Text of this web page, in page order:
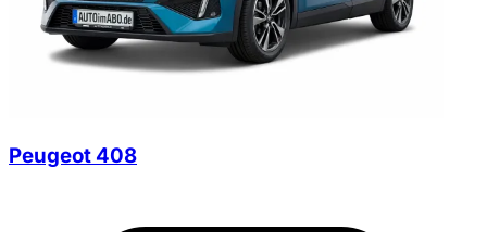
Peugeot 408